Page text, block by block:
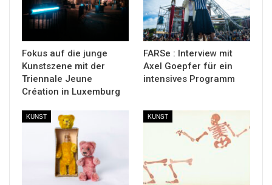
Fokus auf die junge
Kunstszene mit der
Triennale Jeune
Création in Luxemburg
FARSe : Interview mit
Axel Goepfer für ein
intensives Programm
KUNST KUNST